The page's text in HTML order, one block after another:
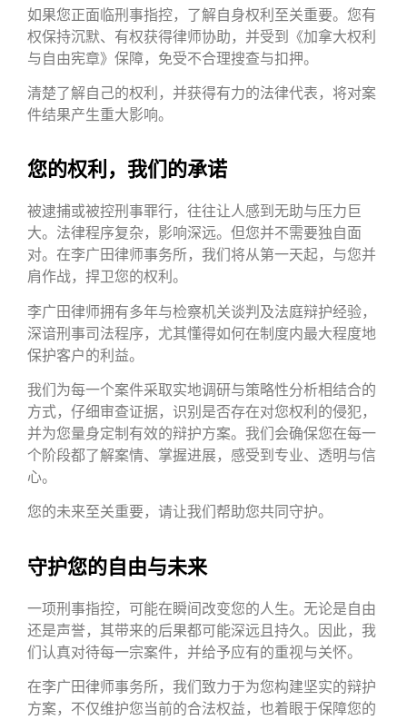
如果您正面临刑事指控，了解自身权利至关重要。您有
权保持沉默、有权获得律师协助，并受到《加拿大权利
与自由宪章》保障，免受不合理搜查与扣押。
清楚了解自己的权利，并获得有力的法律代表，将对案
件结果产生重大影响。
您的权利，我们的承诺
被逮捕或被控刑事罪行，往往让人感到无助与压力巨
大。法律程序复杂，影响深远。但您并不需要独自面
对。在李广田律师事务所，我们将从第一天起，与您并
肩作战，捍卫您的权利。
李广田律师拥有多年与检察机关谈判及法庭辩护经验，
深谙刑事司法程序，尤其懂得如何在制度内最大程度地
保护客户的利益。
我们为每一个案件采取实地调研与策略性分析相结合的
方式，仔细审查证据，识别是否存在对您权利的侵犯，
并为您量身定制有效的辩护方案。我们会确保您在每一
个阶段都了解案情、掌握进展，感受到专业、透明与信
心。
您的未来至关重要，请让我们帮助您共同守护。
守护您的自由与未来
一项刑事指控，可能在瞬间改变您的人生。无论是自由
还是声誉，其带来的后果都可能深远且持久。因此，我
们认真对待每一宗案件，并给予应有的重视与关怀。
在李广田律师事务所，我们致力于为您构建坚实的辩护
方案，不仅维护您当前的合法权益，也着眼于保障您的